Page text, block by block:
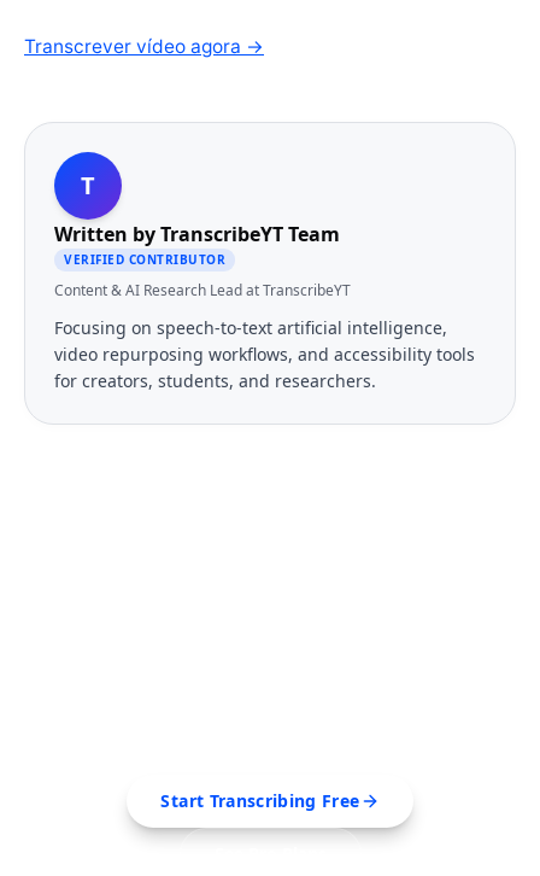
Transcrever vídeo agora →
T
Written byTranscribeYT Team
VERIFIED CONTRIBUTOR
Content & AI Research Lead at TranscribeYT
Focusing on speech-to-text artificial intelligence,
video repurposing workflows, and accessibility tools
for creators, students, and researchers.
Start Transcribing Free